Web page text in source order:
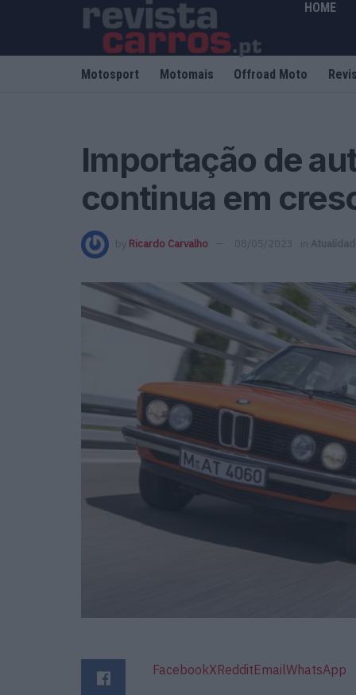
HOME
Motosport Motomais Offroad Moto
Importação de
continua em
by Ricardo Carvalho 08/05/2023 in
FacebookXRedditEmailWhatsApp